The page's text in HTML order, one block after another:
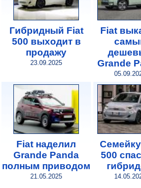
Гибридный Fiat
500 выходит в
продажу
23.09.2025
Fiat
Grande
Fiat наделил
Grande Panda
полным приводом
21.05.2025
500